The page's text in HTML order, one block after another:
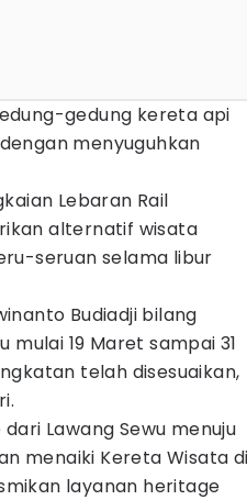
gedung kereta api
menyuguhkan
Lebaran Rail
alternatif wisata
seruan selama libur
Budiadji bilang
19 Maret sampai 31
telah disesuaikan,
Lawang Sewu menuju
menaiki Kereta Wisata di
layanan heritage